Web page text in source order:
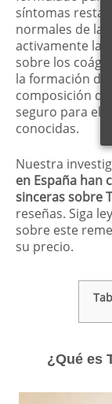
síntomas
normales de
activamente la
sobre los
la formación de
composición de
seguro para el
conocidas.
Nuestra
en España han
sinceras sobre
reseñas. Siga
sobre este
su precio.
¿Qué es